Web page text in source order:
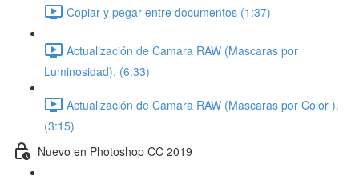
Copiar y pegar entre documentos (1:37)
Actualización de Camara RAW (Mascaras por
Luminosidad). (6:33)
Actualización de Camara RAW (Mascaras por Color ).
(3:15)
Nuevo en Photoshop CC 2019